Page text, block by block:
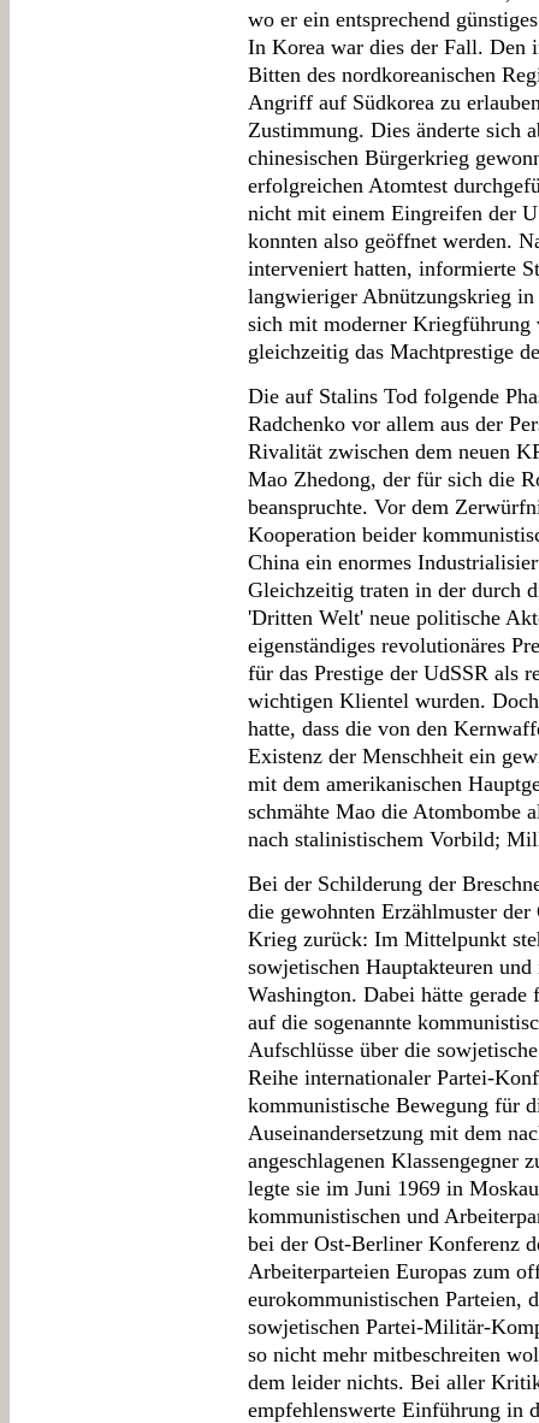
wo er ein entsprechend
In Korea war dies der Fall. Den
Bitten des nordkoreanischen
Angriff auf Südkorea zu
Zustimmung. Dies änderte sich
chinesischen Bürgerkrieg
erfolgreichen Atomtest
nicht mit einem Eingreifen der
konnten also geöffnet werden.
interveniert hatten, informierte
langwieriger Abnützungskrieg
sich mit moderner Kriegführung
gleichzeitig das Machtprestige
Die auf Stalins Tod folgende
Radchenko vor allem aus der
Rivalität zwischen dem neuen
Mao Zhedong, der für sich die
beanspruchte. Vor dem
Kooperation beider
China ein enormes
Gleichzeitig traten in der durch
'Dritten Welt' neue politische
eigenständiges revolutionäres
für das Prestige der UdSSR als
wichtigen Klientel wurden.
hatte, dass die von den
Existenz der Menschheit ein
mit dem amerikanischen
schmähte Mao die Atombombe
nach stalinistischem Vorbild;
Bei der Schilderung der
die gewohnten Erzählmuster
Krieg zurück: Im Mittelpunkt
sowjetischen Hauptakteuren
Washington. Dabei hätte gerade
auf die sogenannte
Aufschlüsse über die
Reihe internationaler Partei-
kommunistische Bewegung für
Auseinandersetzung mit dem
angeschlagenen Klassengegner
legte sie im Juni 1969 in
kommunistischen und
bei der Ost-Berliner Konferenz
Arbeiterparteien Europas zum
eurokommunistischen Parteien,
sowjetischen Partei-Militär-
so nicht mehr mitbeschreiten
dem leider nichts. Bei aller
empfehlenswerte Einführung in